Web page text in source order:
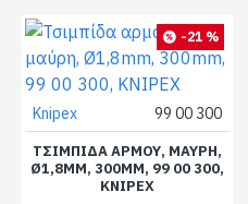
-21 %
Knipex 99 00 300
ΤΣΙΜΠΊΔΑ ΑΡΜΟΎ, ΜΑΎΡΗ,
Ø1,8MM, 300MM, 99 00 300,
KNIPEX